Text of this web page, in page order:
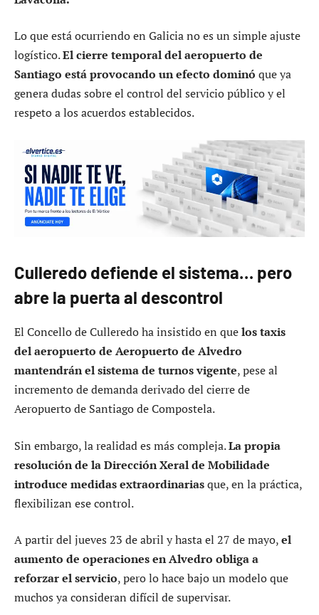
Lo que está ocurriendo en Galicia no es un simple ajuste
logístico.El cierre temporal del aeropuerto de
Santiago está provocando un efecto dominó que ya
genera dudas sobre el control del servicio público y el
respeto a los acuerdos establecidos.
Culleredo defiende el sistema… pero
abre la puerta al descontrol
El Concello de Culleredo ha insistido en quelos taxis
del aeropuerto de Aeropuerto de Alvedro
mantendrán el sistema de turnos vigente, pese al
incremento de demanda derivado del cierre de
Aeropuerto de Santiago de Compostela.
Sin embargo, la realidad es más compleja.La propia
resolución de la Dirección Xeral de Mobilidade
introduce medidas extraordinariasque, en la práctica,
flexibilizan ese control.
A partir del jueves 23 de abril y hasta el 27 de mayo,el
aumento de operaciones en Alvedro obliga a
reforzar el servicio, pero lo hace bajo un modelo que
muchos ya consideran difícil de supervisar.